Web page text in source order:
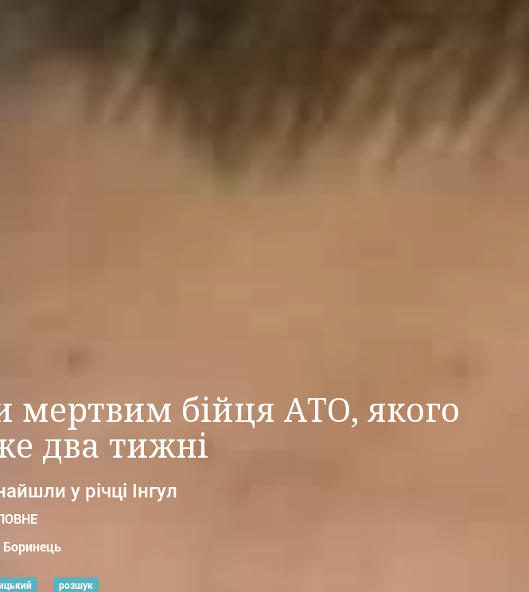
бійця АТО, якого
два тижні
у річці Інгул
розшук